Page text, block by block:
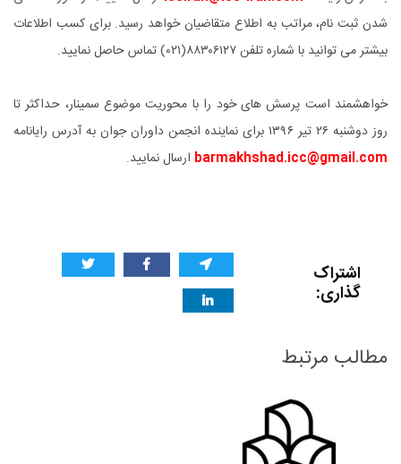
شدن ثبت نام، مراتب به اطلاع متقاضیان خواهد رسید. برای کسب اطلاعات
بیشتر می توانید با شماره تلفن ۸۸۳۰۶۱۲۷(۰۲۱) تماس حاصل نمایید.
خواهشمند است پرسش های خود را با محوریت موضوع سمینار، حداکثر تا
روز دوشنبه ۲۶ تیر ۱۳۹۶ برای نماینده انجمن داوران جوان به آدرس رایانامه
barmakhshad.icc@gmail.com ارسال نمایید.
اشتراک
گذاری:
مطالب مرتبط